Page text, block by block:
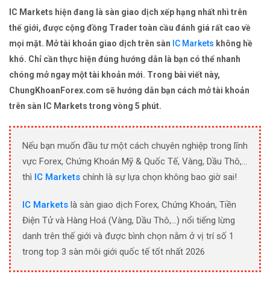
IC Markets hiện đang là sàn giao dịch xếp hạng nhất nhì trên
thế giới, được cộng đồng Trader toàn cầu đánh giá rất cao về
mọi mặt. Mở tài khoản giao dịch trên sàn IC Markets không hề
khó. Chỉ cần thực hiện đúng hướng dẫn là bạn có thể nhanh
chóng mở ngay một tài khoản mới. Trong bài viết này,
ChungKhoanForex.com sẽ hướng dẫn bạn cách mở tài khoản
trên sàn IC Markets trong vòng 5 phút.
Nếu bạn muốn đầu tư một cách chuyên nghiệp trong lĩnh
vực Forex, Chứng Khoán Mỹ & Quốc Tế, Vàng, Dầu Thô,…
thì IC Markets chính là sự lựa chọn không bao giờ sai!
IC Markets là sàn giao dịch Forex, Chứng Khoán, Tiền
Điện Tử và Hàng Hoá (Vàng, Dầu Thô,…) nổi tiếng lừng
danh trên thế giới và được bình chọn nằm ở vị trí số 1
trong top 3 sàn môi giới quốc tế tốt nhất 2026